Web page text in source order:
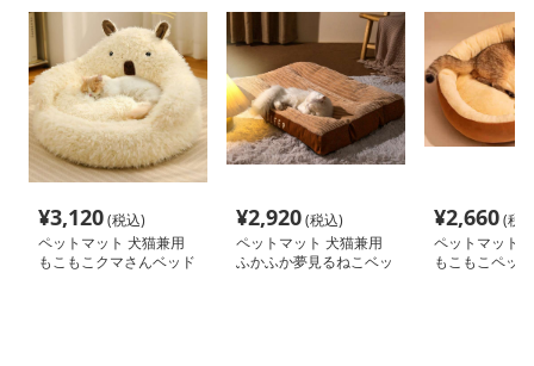
¥3,120(税込)
ペットマット 犬猫兼用
もこもこクマさんベッド
¥2,920(税込)
ペットマット 犬猫兼用
ふかふか夢見るねこベッ
¥2,660(税
ペットマット
もこもこペッ